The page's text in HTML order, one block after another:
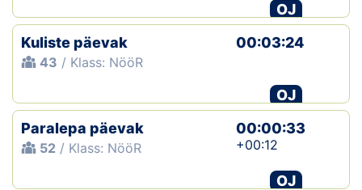
OJ
Kuliste päevak
43 / Klass: NööR
00:03:24
OJ
Paralepa päevak
52 / Klass: NööR
00:00:33
+00:12
OJ